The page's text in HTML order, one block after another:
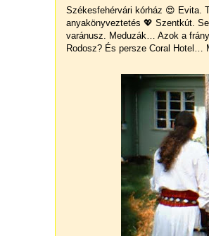
Székesfehérvári kórház 😍 Evita.
anyakönyveztetés 💖 Szentkút.
varánusz. Meduzák… Azok a
Rodosz? És persze Coral Hotel…